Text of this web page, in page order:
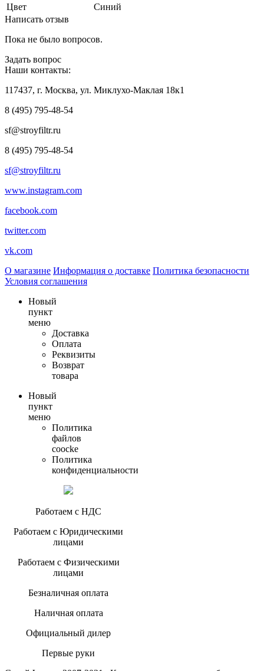
Цвет
Синий
Написать отзыв
Пока не было вопросов.
Задать вопрос
Наши контакты:
117437, г. Москва, ул. Миклухо-Маклая 18к1
8 (495) 795-48-54
sf@stroyfiltr.ru
8 (495) 795-48-54
sf@stroyfiltr.ru
www.instagram.com
facebook.com
twitter.com
vk.com
О магазине Информация о доставке Политика безопасности
Условия соглашения
Новый
пункт
меню
Доставка
Оплата
Реквизиты
Возврат
товара
Новый
пункт
меню
Политика
файлов
coocke
Политика
конфиденциальности
Работаем с НДС
Работаем с Юридическими
лицами
Работаем с Физическими
лицами
Безналичная оплата
Наличная оплата
Официальный дилер
Первые руки